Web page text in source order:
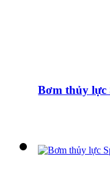
Bơm thủy lực